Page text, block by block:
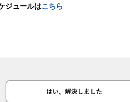
ジュールはこちら